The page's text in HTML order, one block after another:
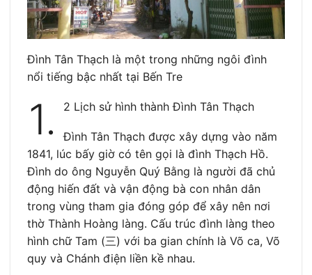
Đình Tân Thạch là một trong những ngôi đình
nổi tiếng bậc nhất tại Bến Tre
1. 2 Lịch sử hình thành Đình Tân Thạch
Đình Tân Thạch được xây dựng vào năm
1841, lúc bấy giờ có tên gọi là đình Thạch Hồ.
Đình do ông Nguyễn Quý Bằng là người đã chủ
động hiến đất và vận động bà con nhân dân
trong vùng tham gia đóng góp để xây nên nơi
thờ Thành Hoàng làng. Cấu trúc đình làng theo
hình chữ Tam (三) với ba gian chính là Võ ca, Võ
quy và Chánh điện liền kề nhau.